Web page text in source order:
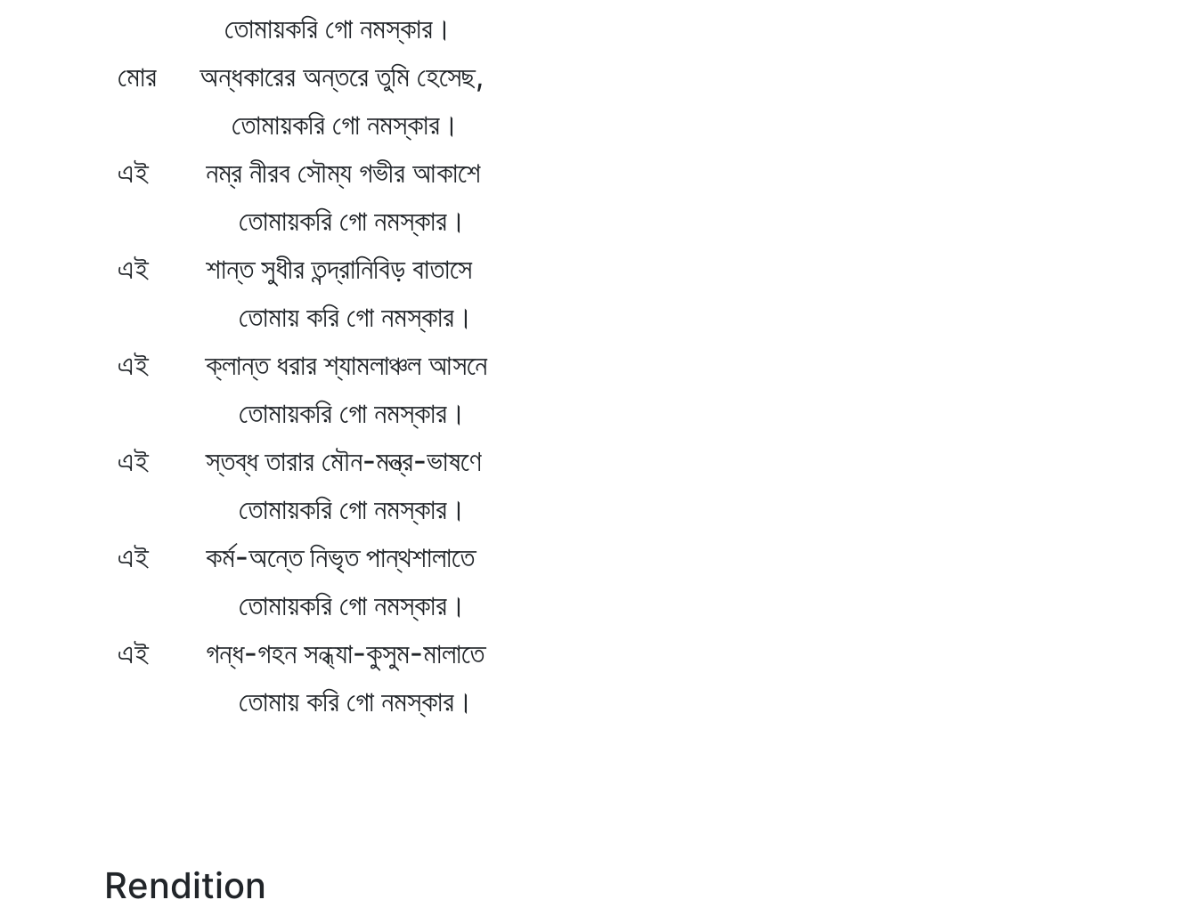
তোমায়করি গো নমস্কার।
মোর অন্ধকারের অন্তরে তুমি হেসেছ,
তোমায়করি গো নমস্কার।
এই নম্র নীরব সৌম্য গভীর আকাশে
তোমায়করি গো নমস্কার।
এই শান্ত সুধীর তন্দ্রানিবিড় বাতাসে
তোমায় করি গো নমস্কার।
এই ক্লান্ত ধরার শ্যামলাঞ্চল আসনে
তোমায়করি গো নমস্কার।
এই স্তব্ধ তারার মৌন-মন্ত্র-ভাষণে
তোমায়করি গো নমস্কার।
এই কর্ম-অন্তে নিভৃত পান্থশালাতে
তোমায়করি গো নমস্কার।
এই গন্ধ-গহন সন্ধ্যা-কুসুম-মালাতে
তোমায় করি গো নমস্কার।
Rendition